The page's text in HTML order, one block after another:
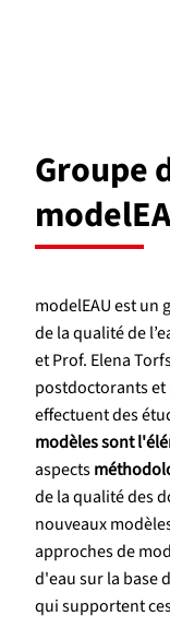
Groupe
modelEAU est un
de la qualité de
et Prof. Elena
postdoctorants
effectuent des
modèles sont
aspects
de la qualité des
nouveaux
approches de
d'eau sur la base
qui supportent